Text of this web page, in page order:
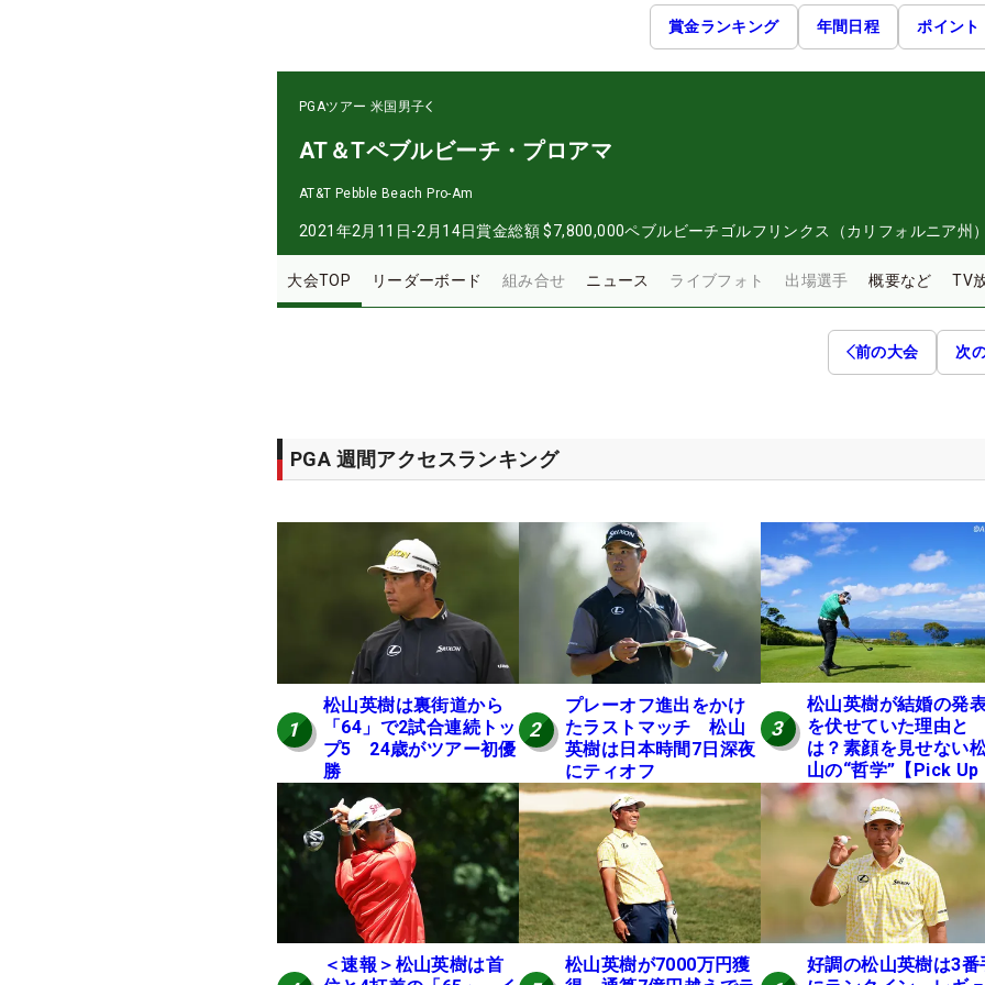
賞金ランキング 年間日程 ポイント
PGAツアー 米国男子
AT＆Tペブルビーチ・プロアマ
AT&T Pebble Beach Pro-Am
2021年2月11日-2月14日賞金総額 $7,800,000ペブルビーチゴルフリンクス（カリフォルニア州
大会TOP リーダーボード 組み合せ ニュース ライブフォト 出場選手 概要など TV
前の大会 次
PGA 週間アクセスランキング
1
松山英樹は裏街道から
「64」で2試合連続トッ
プ5 24歳がツアー初優
勝
2
プレーオフ進出をかけ
たラストマッチ 松山
英樹は日本時間7日深夜
にティオフ
3
松山英樹が結婚の発
を伏せていた理由と
は？素顔を見せない
山の“哲学”【Pick Up
国男子ツアー十大ニ
ース】
＜速報＞松山英樹は首
松山英樹が7000万円獲
好調の松山英樹は3番